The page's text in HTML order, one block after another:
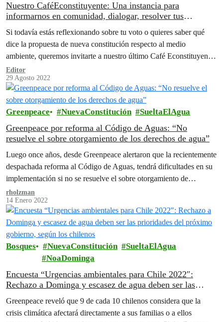
Nuestro CaféEconstituyente: Una instancia para
informarnos en comunidad, dialogar, resolver tus
preguntas y votar con conocimiento. ￼
Si todavía estás reflexionando sobre tu voto o quieres saber qué
dice la propuesta de nueva constitución respecto al medio
ambiente, queremos invitarte a nuestro último Café Econstituyente
virtual
Editor
29 Agosto 2022
Greenpeace NuevaConstitución SueltaElAgua
Greenpeace por reforma al Código de Aguas: “No
resuelve el sobre otorgamiento de los derechos de agua”
Luego once años, desde Greenpeace alertaron que la recientemente
despachada reforma al Código de Aguas, tendrá dificultades en su
implementación si no se resuelve el sobre otorgamiento de
derechos de aguas.
rholzman
14 Enero 2022
Bosques NuevaConstitución
SueltaElAgua
NoaDominga
Encuesta “Urgencias ambientales para Chile 2022″:
Rechazo a Dominga y escasez de agua deben ser las
prioridades del próximo gobierno, según los chilenos
Greenpeace reveló que 9 de cada 10 chilenos considera que la
crisis climática afectará directamente a sus familias o a ellos